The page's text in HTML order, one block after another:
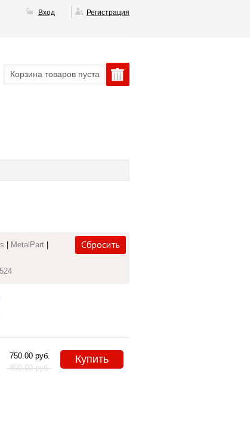
Вход Регистрация
Корзина товаров пуста
MetalPart Сбросить
750.00 руб.
800.00 руб.
Купить